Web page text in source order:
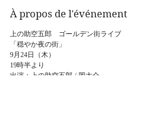
À propos de l'événement
上の助空五郎　ゴールデン街ライブ
「穏やか夜の街」
9月24日（木）
19時半より
出演：上の助空五郎 / 岡大介